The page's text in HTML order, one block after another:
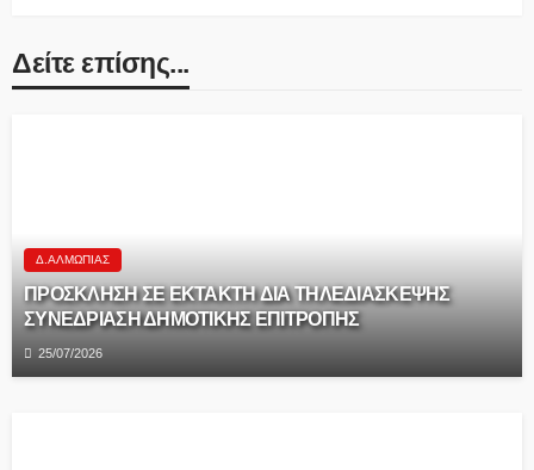
Δείτε επίσης...
Δ.ΑΛΜΩΠΊΑΣ
ΠΡΟΣΚΛΗΣΗ ΣΕ EKTAKTH ΔΙΑ ΤΗΛΕΔΙΑΣΚΕΨΗΣ
ΣΥΝΕΔΡΙΑΣΗ ΔΗΜΟΤΙΚΗΣ ΕΠΙΤΡΟΠΗΣ
25/07/2026